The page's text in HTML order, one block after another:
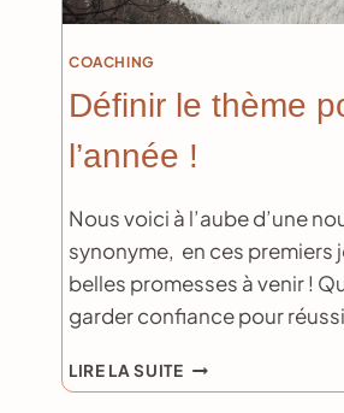
COACHING
Définir le thème
l’année !
Nous voici à l’aube d’une
synonyme, en ces premiers
belles promesses à venir !
garder confiance pour
LIRE LA SUITEDÉFINIR
LE